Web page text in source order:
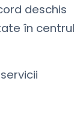
deschis
în centrul